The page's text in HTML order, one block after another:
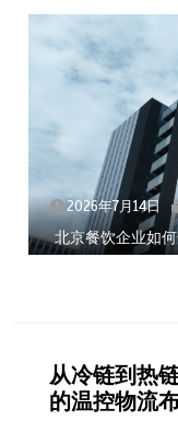
2026年7月14日
北京餐饮企业如
从冷链到热
的温控物流